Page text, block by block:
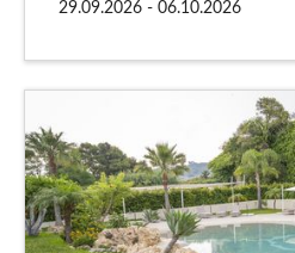
29.09.2026 - 06.10.2026